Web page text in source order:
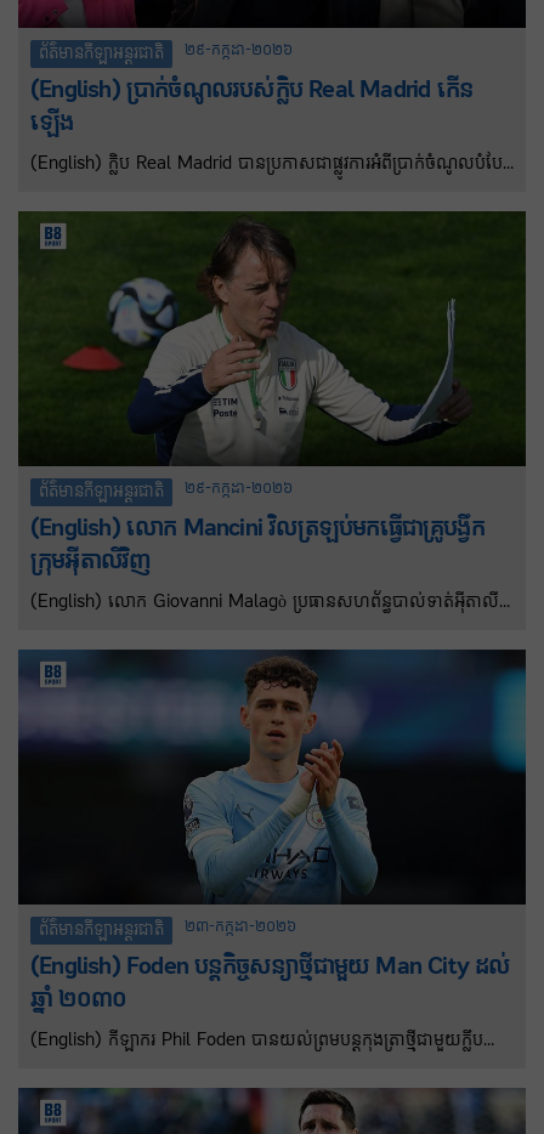
ព័ត៌មានកីឡាអន្តរជាតិ ២៩-កក្កដា-២០២៦
(English) ប្រាក់ចំណូលរបស់ក្លិ​​​ប Real Madrid កើន
ឡើង
(English) ក្លិប Real Madrid បានប្រកាសជាផ្លូវការអំពីប្រាក់ចំណូលបំបែក
តួលេខត្រូវបានអនុម័តនៅក្នុងកិច្ចប្រជុំក្រុមប្រឹក្សាភិបាលចុងក្រោយរបស់ក្លឹប
ដោយមិនរាប់បញ្ចូលប្រាក់ចំណូលពីការផ្ទេរកីឡាករ។
ព័ត៌មានកីឡាអន្តរជាតិ ២៩-កក្កដា-២០២៦
(English) លោក Mancini វិលត្រឡប់មកធ្វើជាគ្រូបង្វឹក
ក្រុមអ៊ីតាលីវិញ
(English) លោក Giovanni Malagò ប្រធានសហព័ន្ធបាល់ទាត់អ៊ីតាលី
ក្រុមជម្រើសជាតិអ៊ីតាលី ជាថ្មីម្តងទៀត ខណៈដែលលោក Claudio Ranieri
បានក្លាយជានាយកបច្ចេកទេសថ្មីបន្ទាប់ពីលោក Paolo Maldini បាន
លាលែងពីតំណែងកាលពីថ្ងៃមុន រយៈពេលត្រឹមតែ១៦ ថ្ងៃបន្ទាប់ពីត្រូវបាន
តែងតាំង។
ព័ត៌មានកីឡាអន្តរជាតិ ២៣-កក្កដា-២០២៦
(English) Foden បន្តកិច្ចសន្យាថ្មីជាមួយ Man City ដល់
ឆ្នាំ ២០៣០
(English) កីឡាករ Phil Foden បានយល់ព្រមបន្តកុងត្រាថ្មីជាមួយ​ក្លឹប
Premier League របស់ពួកគេក្រោមការដឹកនាំរបស់អ្នកចាត់ការថ្មី Enzo